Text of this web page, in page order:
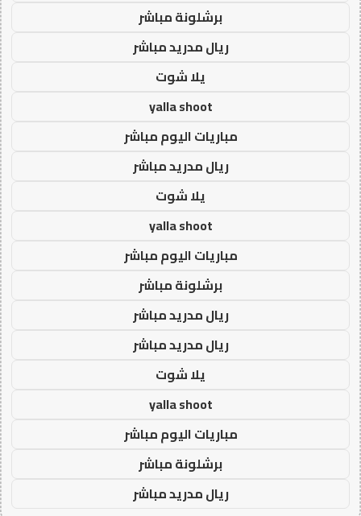
برشلونة مباشر
ريال مدريد مباشر
يلا شوت
yalla shoot
مباريات اليوم مباشر
ريال مدريد مباشر
يلا شوت
yalla shoot
مباريات اليوم مباشر
برشلونة مباشر
ريال مدريد مباشر
ريال مدريد مباشر
يلا شوت
yalla shoot
مباريات اليوم مباشر
برشلونة مباشر
ريال مدريد مباشر